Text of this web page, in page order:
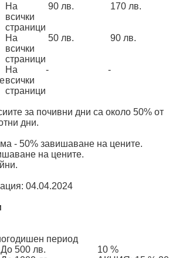
На
всички
страници
90 лв. 170 лв.
На
всички
страници
50 лв. 90 лв.
На
всички
страници
- -
за почивни дни са около 50% от
дни.
- 50% завишаване на цените.
на цените.
04.04.2024
период
До 500 лв.
10 %